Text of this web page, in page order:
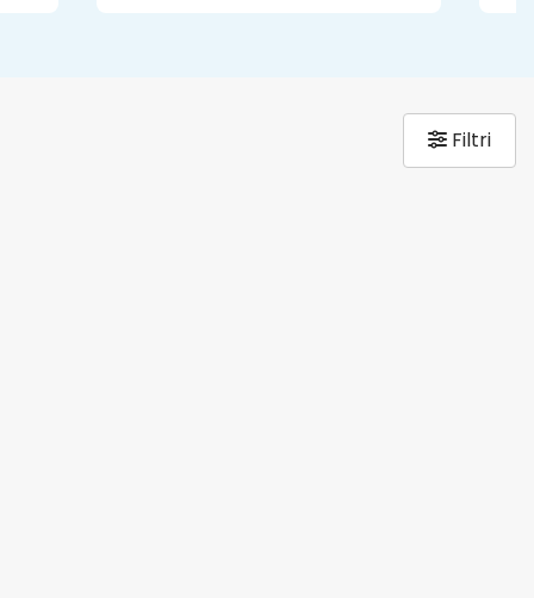
Filtri